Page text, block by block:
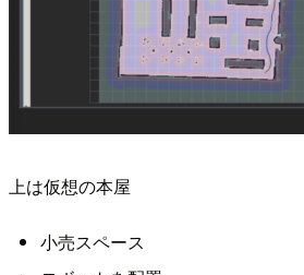
上は仮想の本屋
小売スペース